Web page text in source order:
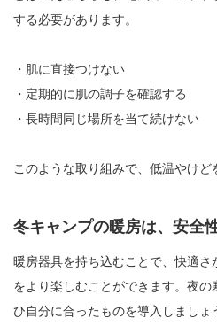
する必要があります。
・肌に直接つけない
・定期的に肌の調子を確認する
・長時間同じ場所を当て続けない
このような取り組みで、低温やけど
冬キャンプの暖房は、安全
暖房器具を持ち込むことで、快適
をより楽しむことができます。夜
ひ自分に合ったものを導入しましょ